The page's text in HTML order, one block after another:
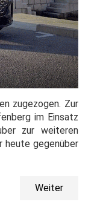
zugezogen. Zur
im Einsatz
zur weiteren
heute gegenüber
Weiter